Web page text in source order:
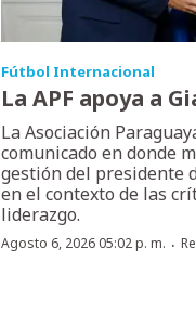
Fútbol Internacional
La APF apoya a
La Asociación
comunicado en donde
gestión del presidente
en el contexto de las
liderazgo.
Agosto 6, 2026 05:02 p. m. ·